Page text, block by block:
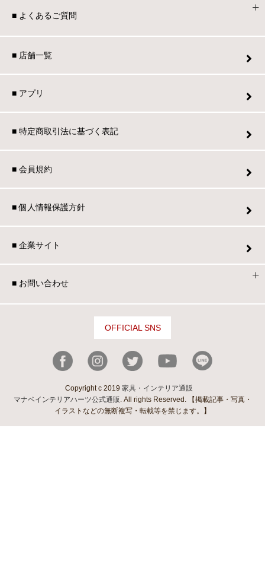
■ よくあるご質問
■ 店舗一覧
■ アプリ
■ 特定商取引法に基づく表記
■ 会員規約
■ 個人情報保護方針
■ 企業サイト
■ お問い合わせ
OFFICIAL SNS
Copyright c 2019 家具・インテリア通販
マナベインテリアハーツ公式通販 . All rights Reserved. 【掲載記事・写真・
イラストなどの無断複写・転載等を禁じます。】